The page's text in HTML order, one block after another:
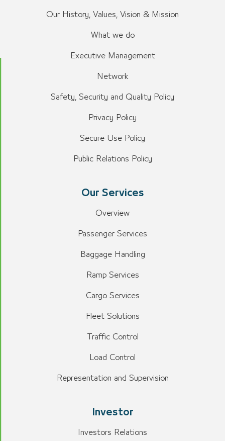
Our History, Values, Vision & Mission
What we do
Executive Management
Network
Safety, Security and Quality Policy
Privacy Policy
Secure Use Policy
Public Relations Policy
Our Services
Overview
Passenger Services
Baggage Handling
Ramp Services
Cargo Services
Fleet Solutions
Traffic Control
Load Control
Representation and Supervision
Investor
Investors Relations